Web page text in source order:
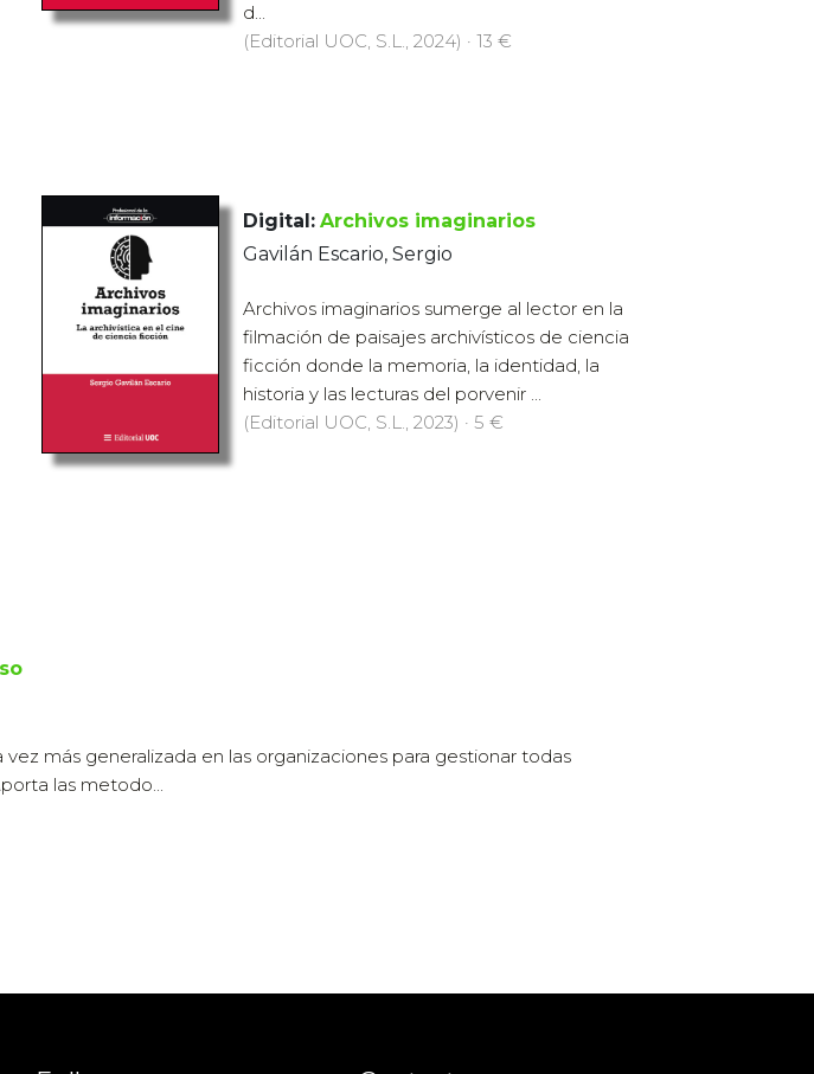
d...
(Editorial UOC, S.L., 2024) · 13 €
Digital: Archivos imaginarios
Gavilán Escario, Sergio
Archivos imaginarios sumerge al lector en la
filmación de paisajes archivísticos de ciencia
ficción donde la memoria, la identidad, la
historia y las lecturas del porvenir ...
(Editorial UOC, S.L., 2023) · 5 €
más generalizada en las organizaciones para gestionar todas
las metodo...